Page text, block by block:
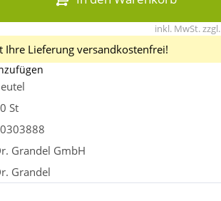
inkl. MwSt. zzgl.
Lieferung versandkostenfrei!
St
Grandel GmbH
Grandel